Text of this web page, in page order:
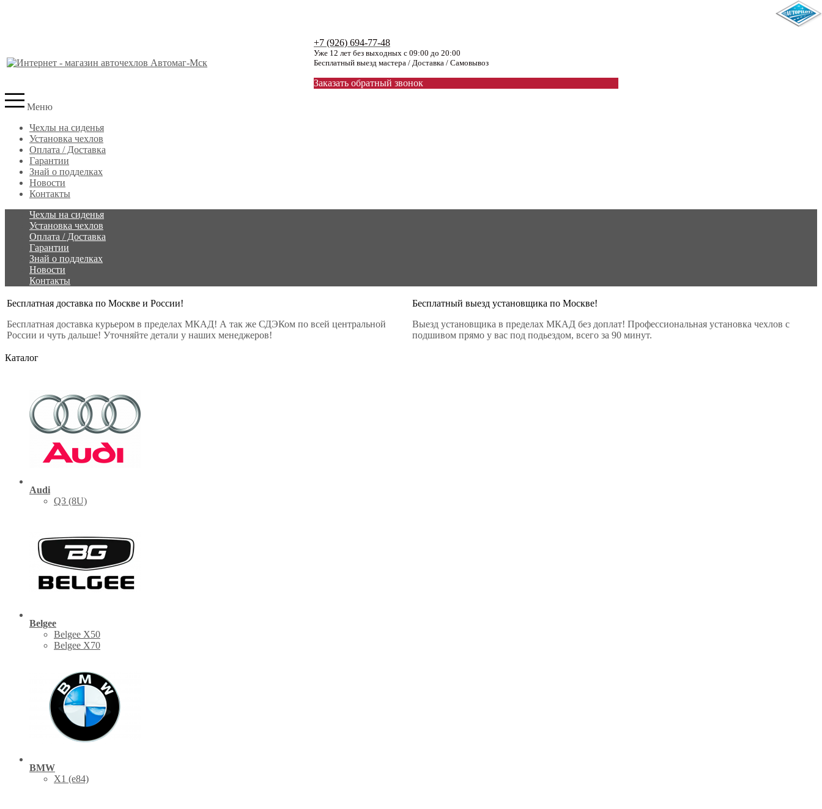
+7 (926) 694-77-48
Уже 12 лет без выходных с 09:00 до 20:00
Бесплатный выезд мастера / Доставка / Самовывоз
Заказать обратный звонок
Меню
Чехлы на сиденья
Установка чехлов
Оплата / Доставка
Гарантии
Знай о подделках
Новости
Контакты
Чехлы на сиденья
Установка чехлов
Оплата / Доставка
Гарантии
Знай о подделках
Новости
Контакты
Бесплатная доставка по Москве и России!
Бесплатная доставка курьером в пределах МКАД! А так же СДЭКом по всей центральной
России и чуть дальше! Уточняйте детали у наших менеджеров!
Бесплатный выезд установщика по Москве!
Выезд установщика в пределах МКАД без доплат! Профессиональная установка чехлов с
подшивом прямо у вас под подьездом, всего за 90 минут.
Каталог
Audi
Q3 (8U)
Belgee
Belgee X50
Belgee X70
BMW
X1 (е84)